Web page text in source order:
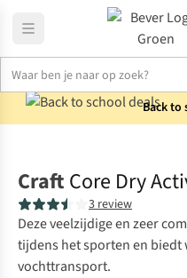
Back to
Craft Core Dry
3 review
Deze veelzijdige en zeer
tijdens het sporten en biedt
vochttransport.